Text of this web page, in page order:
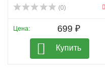
(0)
Цена: 699 ₽
Купить